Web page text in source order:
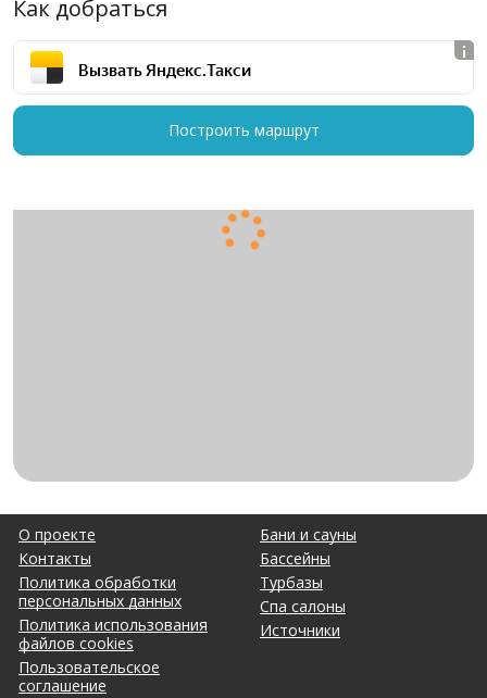
Как добраться
Вызвать Яндекс.Такси
Построить маршрут
О проекте
Контакты
Политика обработки
персональных данных
Политика использования
файлов cookies
Пользовательское
соглашение
Бани и сауны
Бассейны
Турбазы
Спа салоны
Источники